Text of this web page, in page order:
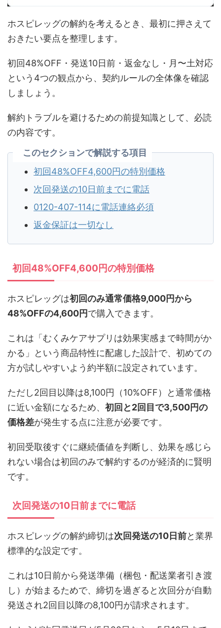
ホスピレッグの解約を考えるとき、最初に押さえて
おきたい要点を整理します。
初回48%OFF・発送10日前・返金なし・月〜土対応
という4つの観点から、契約ルールの全体像を確認
しましょう。
解約トラブルを避けるための前提知識として、必読
の内容です。
このセクションで解説する項目
初回48%OFF4,600円の特別価格
次回発送の10日前までに電話
0120-407-114に電話連絡必須
返金保証は一切なし
初回48%OFF4,600円の特別価格
ホスピレッグは初回のみ通常価格9,000円から
48%OFFの4,600円で購入できます。
これは「むくみケアサプリは効果実感まで時間がか
かる」という商品特性に配慮した設計で、初めての
方が試しやすいよう約半額に設定されています。
ただし2回目以降は8,100円（10%OFF）と通常価格
に近い金額になるため、 初回と2回目で3,500円の
価格差が発生する点に注意が必要です。
初回受取後すぐに継続価値を判断し、効果を感じら
れない場合は初回のみで解約するのが経済的に賢明
です。
次回発送の10日前までに電話
ホスピレッグの解約締切は次回発送の10日前と業界
標準的な設定です。
これは10日前から発送準備（梱包・配送業者引き渡
し）が始まるためで、締切を過ぎると次回分が自動
発送され2回目以降の8,100円が請求されます。